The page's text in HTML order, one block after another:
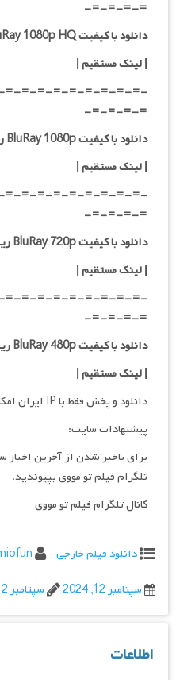
=-=-=-=-
دانلود با کیفیت BluRay 1080p HQ ریلیز F2M
|لینک مستقیم|
=-=-=-=-=-=-=-=-
=-=-=-=-
دانلود با کیفیت BluRay 1080p ریلیز F2M
|لینک مستقیم|
=-=-=-=-=-=-=-=-
=-=-=-=-
دانلود با کیفیت BluRay 720p ریلیز F2M
| لینک مستقیم|
=-=-=-=-=-=-=-=-
=-=-=-=-
دانلود با کیفیت BluRay 480p ریلیز F2M
| لینک مستقیم|
دانلود و پخش فقط با IP ایران امکان پذیر هست
پیشنهادات سایت:
برای باخبر شدن از آخرین اخبار
تلگرام فیلم تو مووی بپیوندید.
کانال تلگرام فیلم تو مووی
دانلود فیلم خارجی
سپتامبر 12, 2024
سپتامبر 12, 2024
اطلاعات